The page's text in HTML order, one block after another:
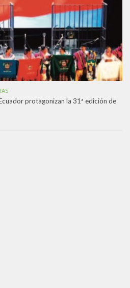
protagonizan la 31ª edición de